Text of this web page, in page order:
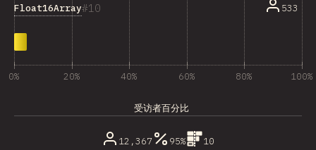
10
Float16Array 533
0% 20% 40% 60% 80% 100%
受访者百分比
12,367 95%
10